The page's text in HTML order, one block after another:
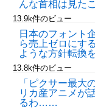
んな首相は見た
13.9k件のビュー
日本のフォント
ら売上ゼロにす
ような方針転
13.8k件のビュー
「ピクサー最大
リカ産アニメが
るわ……